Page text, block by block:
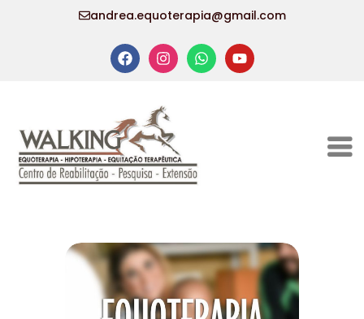
andrea.equoterapia@gmail.com